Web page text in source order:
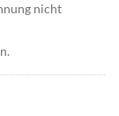
nicht